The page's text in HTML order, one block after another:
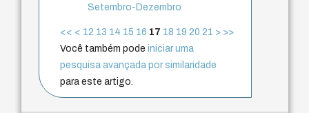
Setembro-Dezembro
<< < 12 13 14 15 16 17 18 19 20 21 > >>
Você também podeiniciar uma
pesquisa avançada por similaridade
para este artigo.